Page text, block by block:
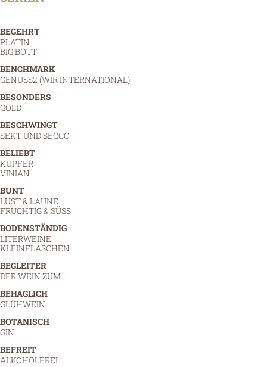
BEGEHRT
PLATIN
BIG BOTT
BENCHMARK
GENUSS2 (WIR INTERNATIONAL)
BESONDERS
GOLD
BESCHWINGT
SEKT UND SECCO
BELIEBT
KUPFER
VINIAN
BUNT
LUST & LAUNE
FRUCHTIG & SÜSS
BODENSTÄNDIG
LITERWEINE
KLEINFLASCHEN
BEGLEITER
DER WEIN ZUM…
BEHAGLICH
GLÜHWEIN
BOTANISCH
GIN
BEFREIT
ALKOHOLFREI